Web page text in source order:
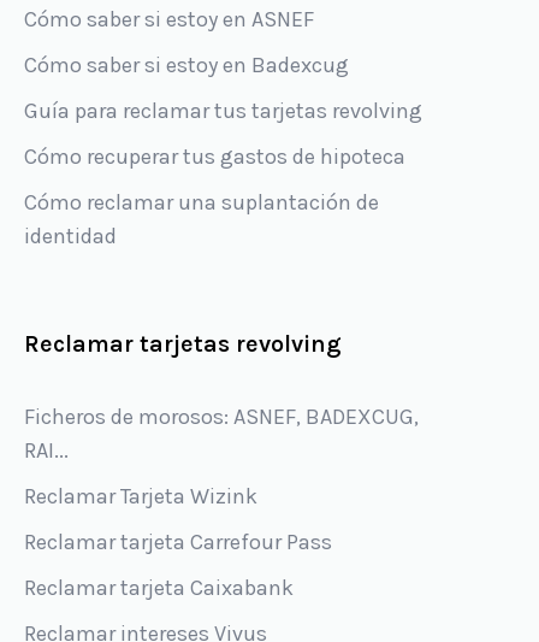
Cómo saber si estoy en ASNEF
Cómo saber si estoy en Badexcug
Guía para reclamar tus tarjetas revolving
Cómo recuperar tus gastos de hipoteca
Cómo reclamar una suplantación de
identidad
Reclamar tarjetas revolving
Ficheros de morosos: ASNEF, BADEXCUG,
RAI...
Reclamar Tarjeta Wizink
Reclamar tarjeta Carrefour Pass
Reclamar tarjeta Caixabank
Reclamar intereses Vivus